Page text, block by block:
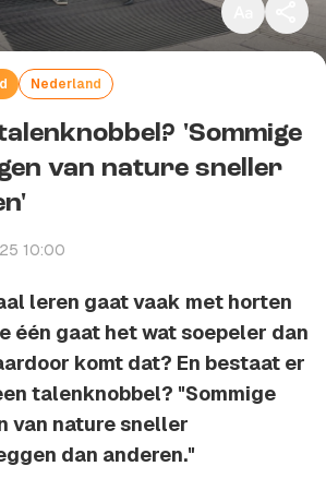
Nederland
'Sommige
van nature sneller
10:00
leren gaat vaak met horten
één gaat het wat soepeler dan
komt dat? En bestaat er
talenknobbel? "Sommige
van nature sneller
dan anderen."